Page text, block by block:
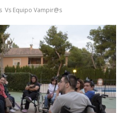
Vs Equipo Vampir@s